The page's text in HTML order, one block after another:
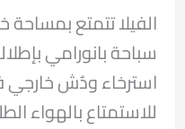
الفيلا تتمتع
سباحة بانورامي
استرخاء ودُش
للاستمتاع بالهواء